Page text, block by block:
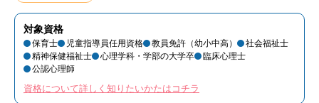
対象資格
保育士 児童指導員任用資格 教員免許（幼小中高）
社会福祉士
精神保健福祉士
心理学科・学部の大学卒
臨床心理士
公認心理師
資格について詳しく知りたいかたはコチラ